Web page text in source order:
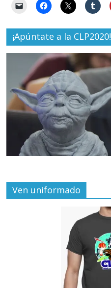
¡Apúntate a la CLP2020!
Ven uniformado